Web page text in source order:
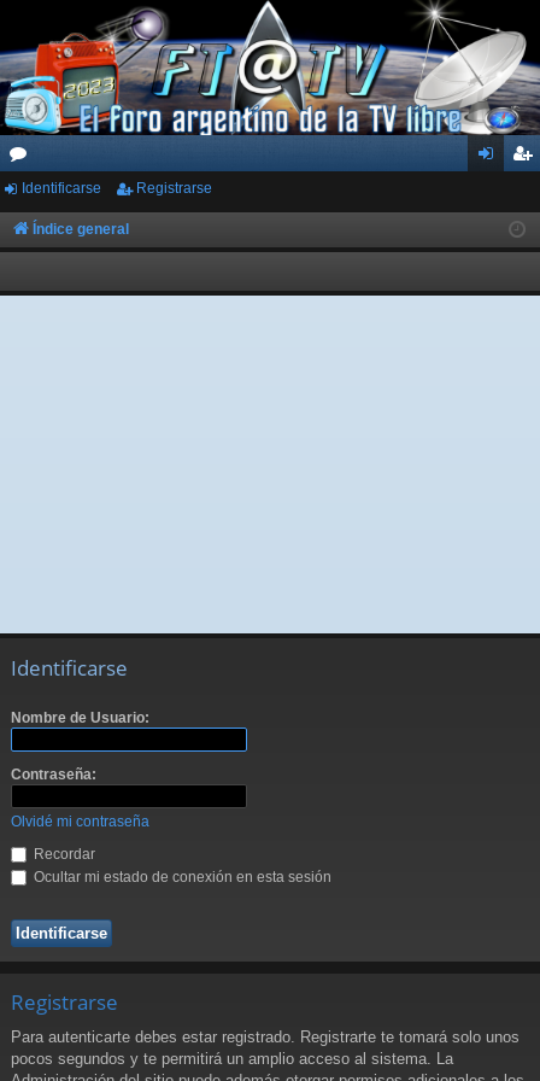
or
os
ar
ist
rs
Identificarse Registrarse
Índice general
Identificarse
Nombre de Usuario:
Contraseña:
Olvidé mi contraseña
Recordar
Ocultar mi estado de conexión en esta sesión
Registrarse
Para autenticarte debes estar registrado. Registrarte te tomará solo unos
pocos segundos y te permitirá un amplio acceso al sistema. La